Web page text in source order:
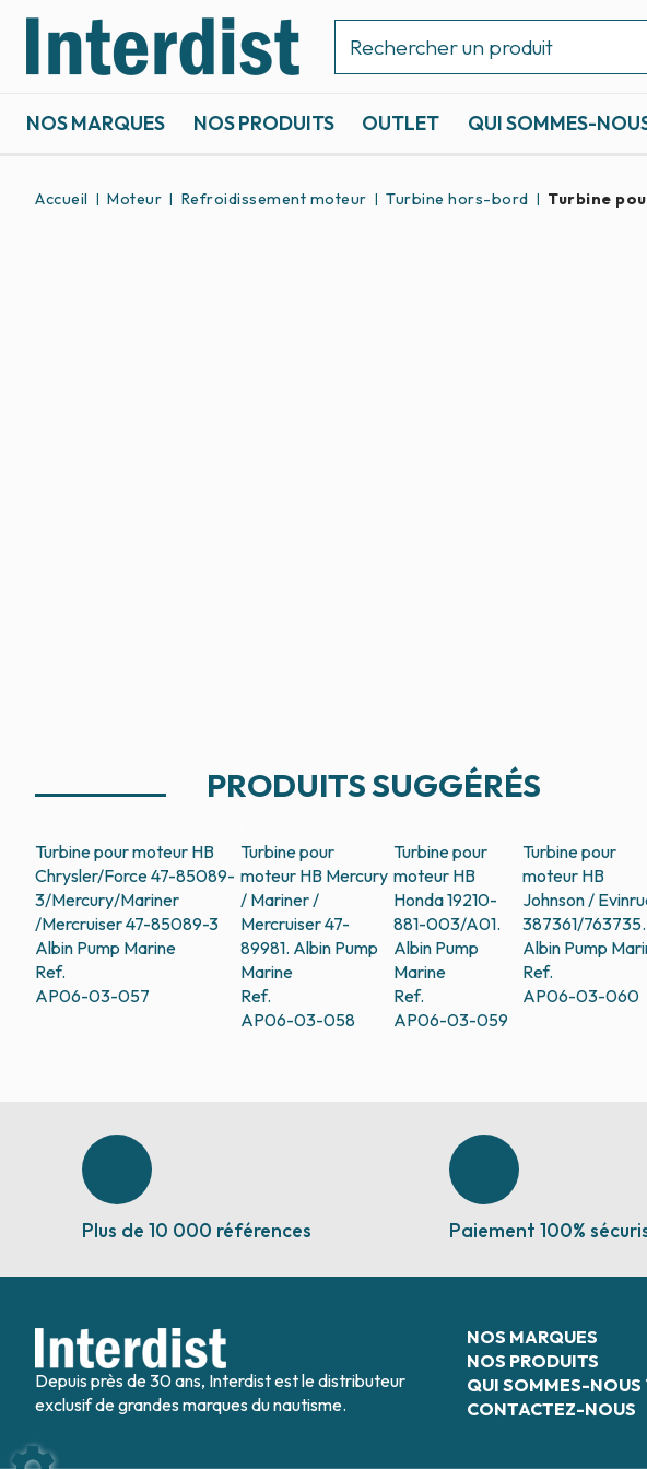
NOS MARQUES NOS PRODUITS OUTLET QUI SOMMES-
Accueil Moteur Refroidissement moteur Turbine hors-bord Turbine
PRODUITS SUGGÉRÉS
Turbine pour moteur HB
Chrysler/Force 47-85089-
3/Mercury/Mariner
/Mercruiser 47-85089-3
Albin Pump Marine
Ref.
AP06-03-057
Turbine pour
moteur HB Mercury
/ Mariner /
Mercruiser 47-
89981. Albin Pump
Marine
Ref.
AP06-03-058
Turbine pour
moteur HB
Honda 19210-
881-003/A01.
Albin Pump
Marine
Ref.
AP06-03-059
Turbine pour
moteur HB
Johnson /
387361/763735.
Albin Pump
Ref.
AP06-03-060
Plus de 10 000 références Paiement 100%
Depuis près de 30 ans, Interdist est le distributeur
exclusif de grandes marques du nautisme.
NOS MARQUES
NOS PRODUITS
QUI SOMMES-NOUS
CONTACTEZ-NOUS